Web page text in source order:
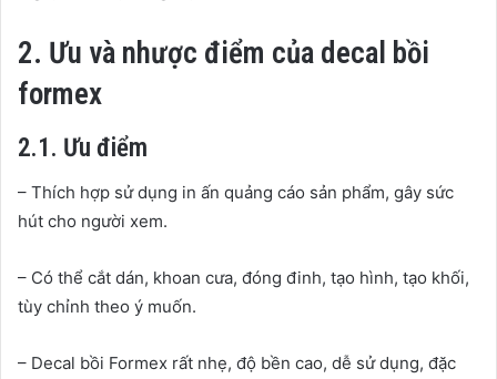
2. Ưu và nhược điểm của decal bồi
formex
2.1. Ưu điểm
– Thích hợp sử dụng in ấn quảng cáo sản phẩm, gây sức
hút cho người xem.
– Có thể cắt dán, khoan cưa, đóng đinh, tạo hình, tạo khối,
tùy chỉnh theo ý muốn.
– Decal bồi Formex rất nhẹ, độ bền cao, dễ sử dụng, đặc